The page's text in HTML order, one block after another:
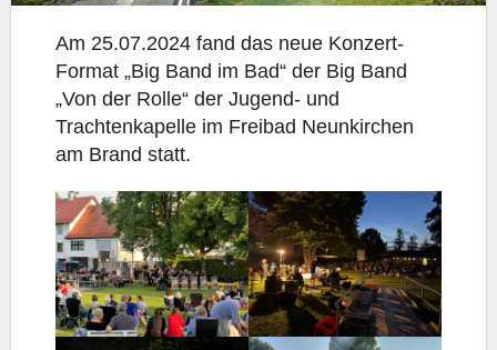
Am 25.07.2024 fand das neue Konzert-
Format „Big Band im Bad“ der Big Band
„Von der Rolle“ der Jugend- und
Trachtenkapelle im Freibad Neunkirchen
am Brand statt.